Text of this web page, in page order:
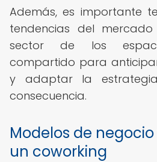
Además, es importante
tendencias del
sector de los
compartido para
y adaptar la
consecuencia.
Modelos de
un coworking